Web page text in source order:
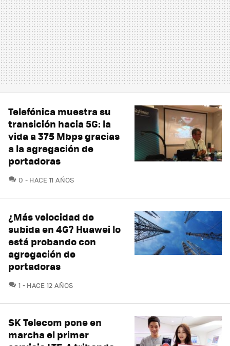
Telefónica muestra su
transición hacia 5G: la
vida a 375 Mbps gracias
a la agregación de
portadoras
0 COMENTARIOS
HACE 11 AÑOS
¿Más velocidad de
subida en 4G? Huawei lo
está probando con
agregación de
portadoras
1 COMENTARIOS
HACE 12 AÑOS
SK Telecom pone en
marcha el primer